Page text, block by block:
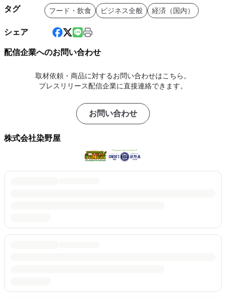
タグ フード・飲食 ビジネス全般 経済（国内）
シェア
配信企業へのお問い合わせ
取材依頼・商品に対するお問い合わせはこちら。
プレスリリース配信企業に直接連絡できます。
お問い合わせ
株式会社染野屋